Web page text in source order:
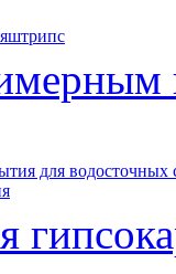
штрипс
для водосточных